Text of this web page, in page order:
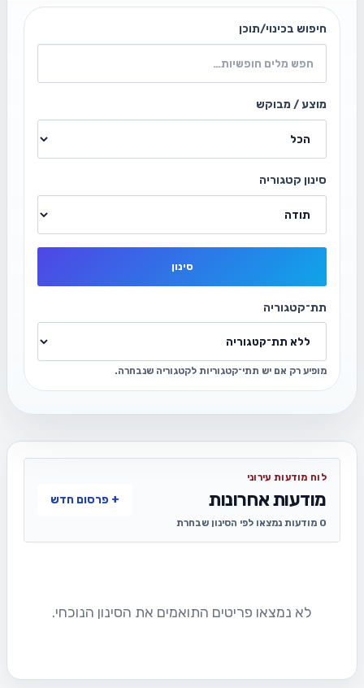
חיפוש בכינוי/תוכן
מוצע / מבוקש
סינון קטגוריה
סינון
תת־קטגוריה
מופיע רק אם יש תתי־קטגוריות לקטגוריה שנבחרה.
לוח מודעות עירוני
מודעות אחרונות
0 מודעות נמצאו לפי הסינון שבחרת
+ פרסום חדש
לא נמצאו פריטים התואמים את הסינון הנוכחי.